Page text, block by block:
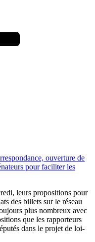
ouverture de
pour faciliter les
leurs propositions pour
des billets sur le réseau
plus nombreux avec
que les rapporteurs
dans le projet de loi-